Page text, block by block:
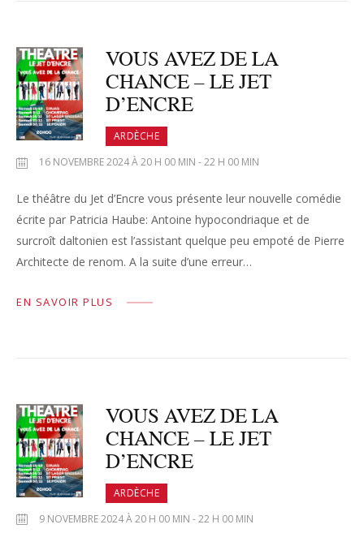
VOUS AVEZ DE LA
CHANCE – LE JET
D’ENCRE
ARDÈCHE
16 NOVEMBRE 2024 À 20 H 00 MIN - 22 H 00 MIN
Le théâtre du Jet d’Encre vous présente leur nouvelle comédie
écrite par Patricia Haube: Antoine hypocondriaque et de
surcroît daltonien est l’assistant quelque peu empoté de Pierre
Architecte de renom. A la suite d’une erreur…
EN SAVOIR PLUS
VOUS AVEZ DE LA
CHANCE – LE JET
D’ENCRE
ARDÈCHE
9 NOVEMBRE 2024 À 20 H 00 MIN - 22 H 00 MIN